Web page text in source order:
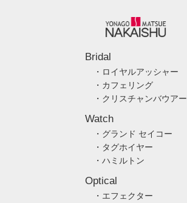
Bridal
・ロイヤルアッシャー
・カフェリング
・クリスチャンバウアー
Watch
・グランド セイコー
・タグホイヤー
・ハミルトン
Optical
・エフェクター